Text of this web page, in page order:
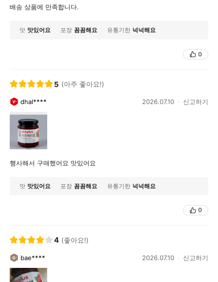
배송 상품에 만족합니다.
맛 맛있어요 포장 꼼꼼해요 유통기한 넉넉해요
0
5 (아주 좋아요!)
dhal**** 2026.07.10 신고하기
행사해서 구매했어요 맛있어요
맛 맛있어요 포장 꼼꼼해요 유통기한 넉넉해요
0
4 (좋아요!)
bae**** 2026.07.10 신고하기